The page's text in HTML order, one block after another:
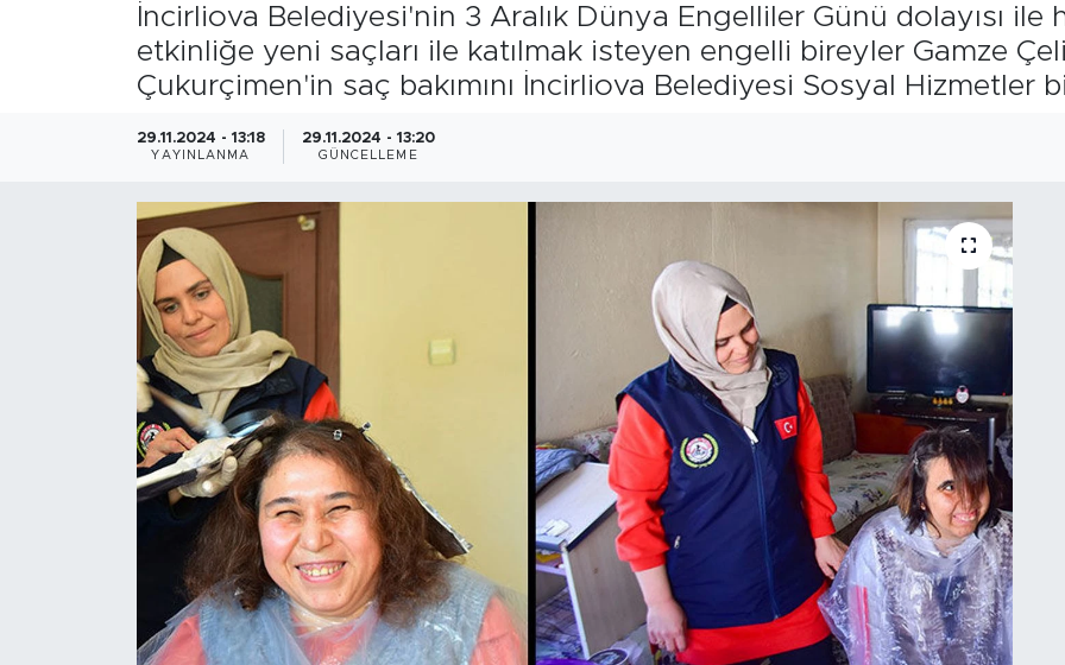
İncirliova Belediyesi'nin 3 Aralık Dünya Engelliler Günü dolayısı
etkinliğe yeni saçları ile katılmak isteyen engelli bireyler Gamze
Çukurçimen'in saç bakımını İncirliova Belediyesi Sosyal Hizmetler
29.11.2024 - 13:18
YAYINLANMA
29.11.2024 - 13:20
GÜNCELLEME